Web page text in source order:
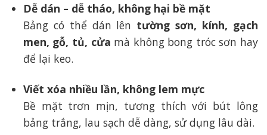
Dễ dán – dễ tháo, không hại bề mặt
Bảng có thể dán lên tường sơn, kính, gạch
men, gỗ, tủ, cửa mà không bong tróc sơn hay
để lại keo.
Viết xóa nhiều lần, không lem mực
Bề mặt trơn mịn, tương thích với bút lông
bảng trắng, lau sạch dễ dàng, sử dụng lâu dài.